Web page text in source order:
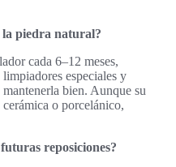
la piedra natural?
cada 6–12 meses,
especiales y
bien. Aunque su
o porcelánico,
reposiciones?